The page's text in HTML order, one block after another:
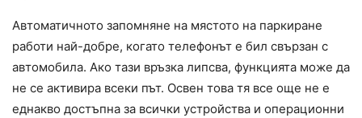
Автоматичното запомняне на мястото на паркиране
работи най-добре, когато телефонът е бил свързан с
автомобила. Ако тази връзка липсва, функцията може да
не се активира всеки път. Освен това тя все още не е
еднакво достъпна за всички устройства и операционни